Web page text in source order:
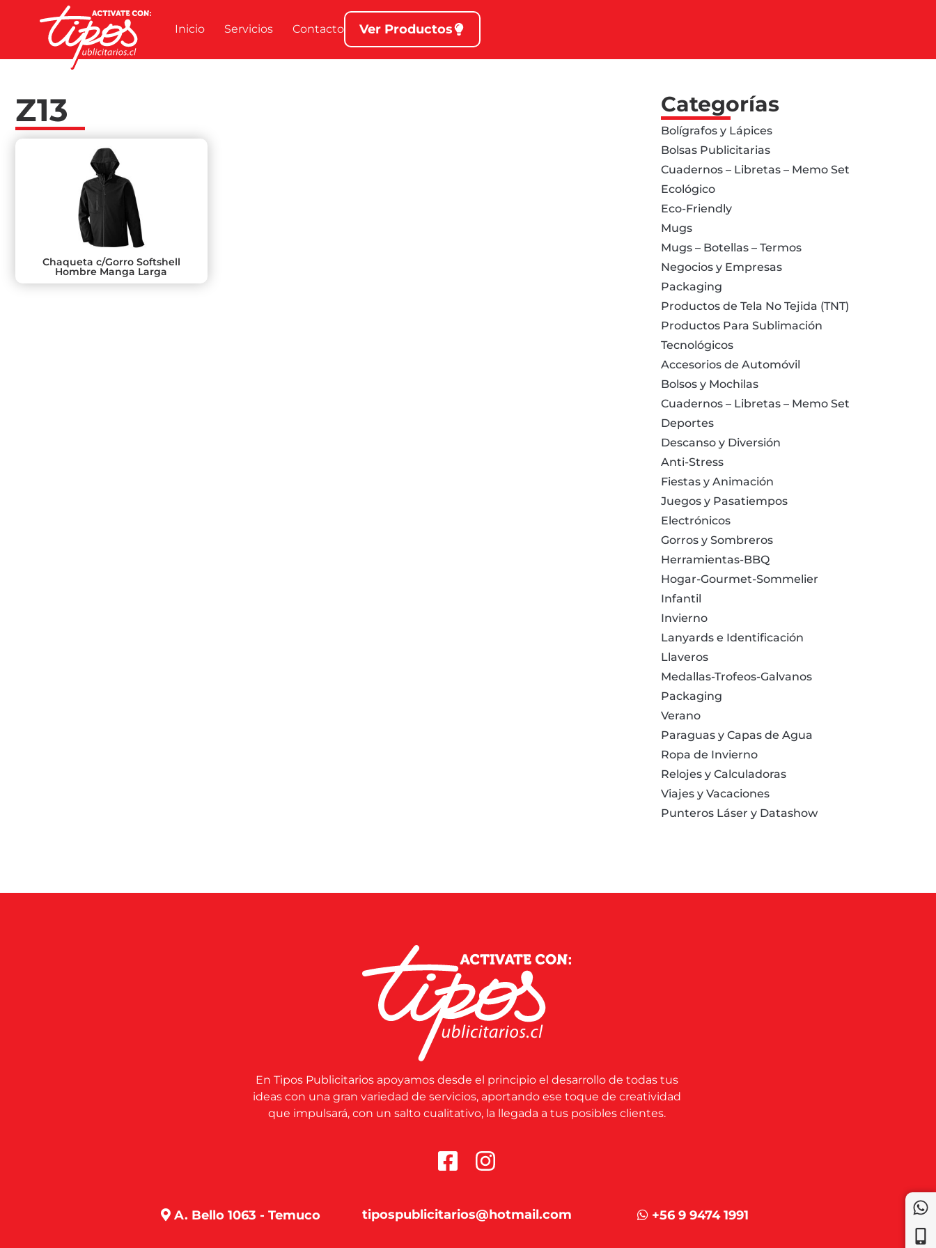
Inicio Servicios Contacto Ver Productos
Z13
Chaqueta c/Gorro Softshell
Hombre Manga Larga
Categorías
Bolígrafos y Lápices
Bolsas Publicitarias
Cuadernos – Libretas – Memo Set
Ecológico
Eco-Friendly
Mugs
Mugs – Botellas – Termos
Negocios y Empresas
Packaging
Productos de Tela No Tejida (TNT)
Productos Para Sublimación
Tecnológicos
Accesorios de Automóvil
Bolsos y Mochilas
Cuadernos – Libretas – Memo Set
Deportes
Descanso y Diversión
Anti-Stress
Fiestas y Animación
Juegos y Pasatiempos
Electrónicos
Gorros y Sombreros
Herramientas-BBQ
Hogar-Gourmet-Sommelier
Infantil
Invierno
Lanyards e Identificación
Llaveros
Medallas-Trofeos-Galvanos
Packaging
Verano
Paraguas y Capas de Agua
Ropa de Invierno
Relojes y Calculadoras
Viajes y Vacaciones
Punteros Láser y Datashow
En Tipos Publicitarios apoyamos desde el principio el desarrollo de todas tus
ideas con una gran variedad de servicios, aportando ese toque de creatividad
que impulsará, con un salto cualitativo, la llegada a tus posibles clientes.
A. Bello 1063 - Temuco tipospublicitarios@hotmail.com +56 9 9474 1991